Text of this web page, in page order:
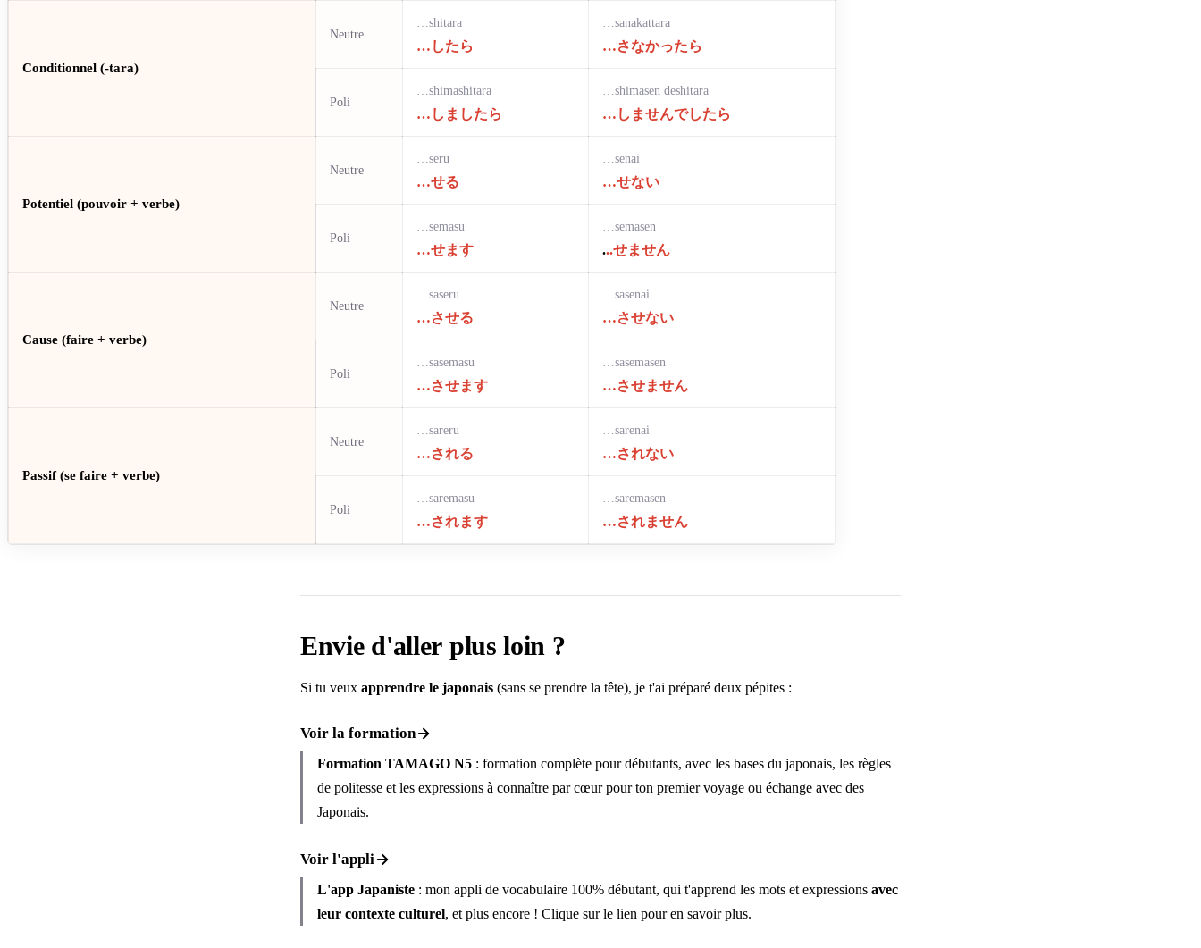
Conditionnel (-tara)
Neutre
…shitara
…したら
…sanakattara
…さなかったら
Poli
…shimashitara
…しましたら
…shimasen deshitara
…しませんでしたら
Potentiel (pouvoir + verbe)
Neutre
…seru
…せる
…senai
…せない
Poli
…semasu
…せます
…semasen
...せません
Cause (faire + verbe)
Neutre
…saseru
…させる
…sasenai
…させない
Poli
…sasemasu
…させます
…sasemasen
…させません
Passif (se faire + verbe)
Neutre
…sareru
…される
…sarenai
…されない
Poli
…saremasu
…されます
…saremasen
…されません
Envie d'aller plus loin ?
Si tu veux apprendre le japonais (sans se prendre la tête), je t'ai préparé deux pépites :
Voir la formation
Formation TAMAGO N5 : formation complète pour débutants, avec les bases du japonais, les règles
de politesse et les expressions à connaître par cœur pour ton premier voyage ou échange avec des
Japonais.
Voir l'appli
L'app Japaniste : mon appli de vocabulaire 100% débutant, qui t'apprend les mots et expressions avec
leur contexte culturel, et plus encore ! Clique sur le lien pour en savoir plus.